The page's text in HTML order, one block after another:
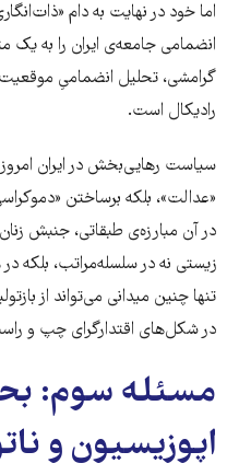
اما خود در نهایت به دام
انضمامی جامعه‌ی ایران را به یک
گرامشی، تحلیل انضمامیِ
رادیکال است.
سیاست رهایی‌بخش در ایران
«عدالت»، بلکه برساختن
در آن مبارزه‌ی طبقاتی، جنبش
زیستی نه در سلسله‌مراتب، بلکه
تنها چنین میدانی می‌تواند از
در شکل‌های اقتدارگرای چپ و
مسئله سوم:
اپوزیسیون و